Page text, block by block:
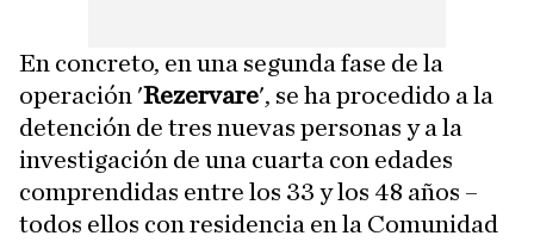
En concreto, en una segunda fase de la
operación 'Rezervare', se ha procedido a la
detención de tres nuevas personas y a la
investigación de una cuarta con edades
comprendidas entre los 33 y los 48 años –
todos ellos con residencia en la Comunidad